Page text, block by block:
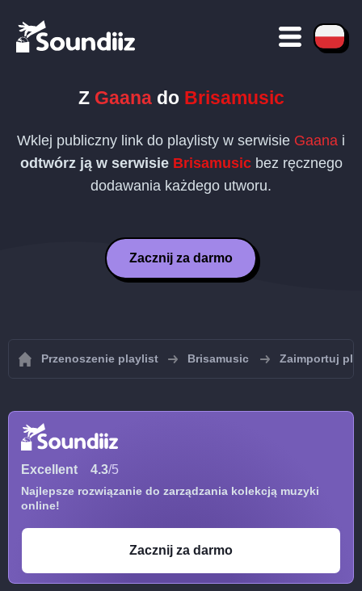
Z Gaanado Brisamusic
Wklej publiczny link do playlisty w serwisie Gaana i
odtwórz ją w serwisie Brisamusicbez ręcznego
dodawania każdego utworu.
Zacznij za darmo
Przenoszenie playlist Brisamusic Zaimportuj
Excellent 4.3/5
Najlepsze rozwiązanie do zarządzania kolekcją muzyki
online!
Zacznij za darmo